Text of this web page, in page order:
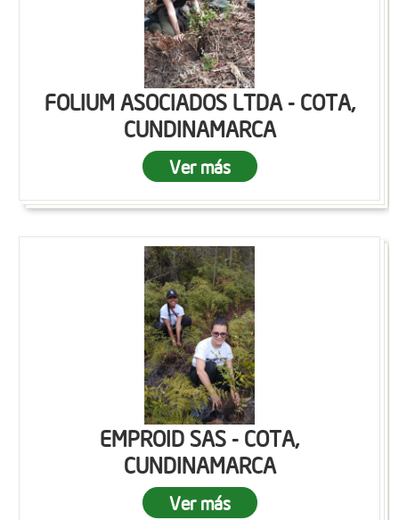
FOLIUM ASOCIADOS LTDA - COTA,
CUNDINAMARCA
Ver más
EMPROID SAS - COTA,
CUNDINAMARCA
Ver más